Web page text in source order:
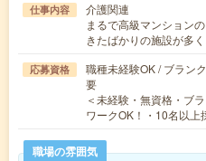
仕事内容
介護関連
まるで高級マンション
きたばかりの施設が多
応募資格
職種未経験OK / ブラン
要
＜未経験・無資格・ブ
ワークOK！・10名以
職場の雰囲気